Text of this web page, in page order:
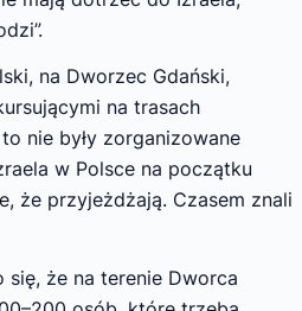
na Dworzec Gdański,
na trasach
nie były zorganizowane
w Polsce na początku
że przyjeżdżają. Czasem znali
się, że na terenie Dworca